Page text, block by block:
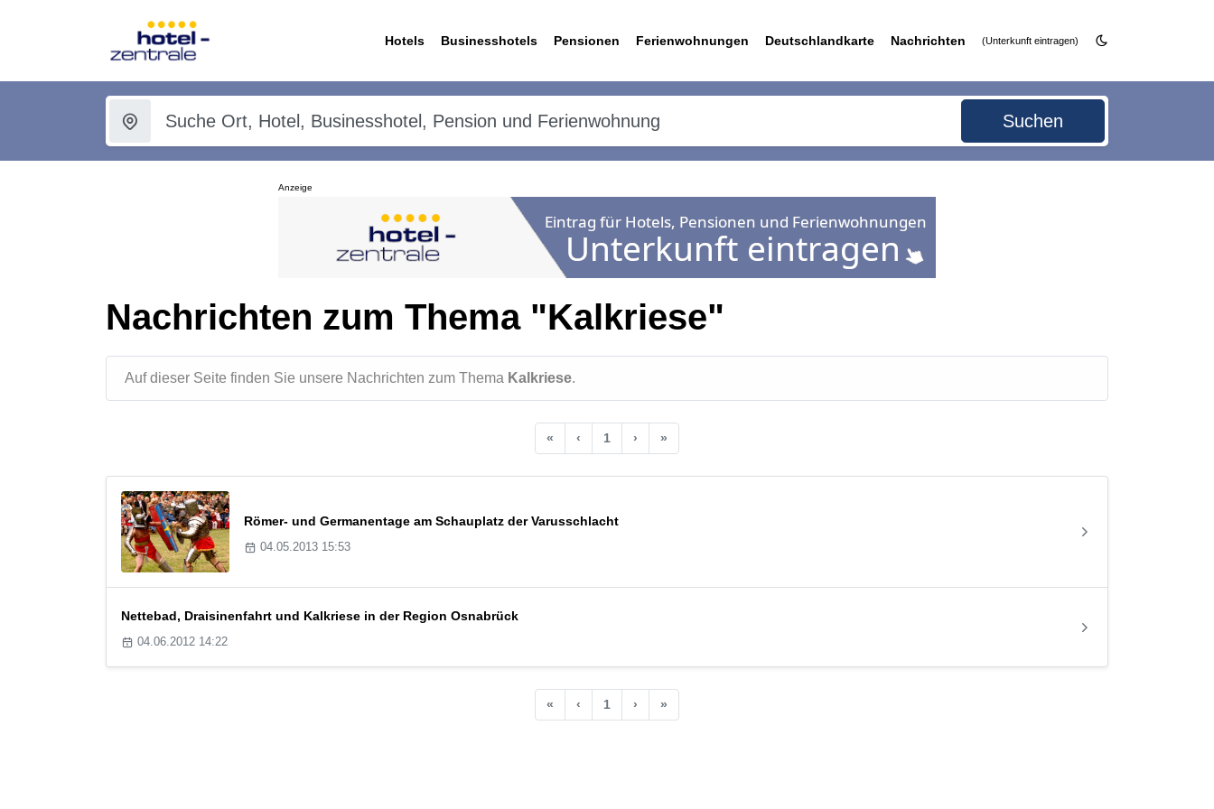
Hotels Businesshotels Pensionen Ferienwohnungen Deutschlandkarte Nachrichten (Unterkunft eintragen)
Suchen
Anzeige
Nachrichten zum Thema "Kalkriese"
Auf dieser Seite finden Sie unsere Nachrichten zum Thema Kalkriese.
« ‹ 1 › »
Römer- und Germanentage am Schauplatz der Varusschlacht
04.05.2013 15:53
Nettebad, Draisinenfahrt und Kalkriese in der Region Osnabrück
04.06.2012 14:22
« ‹ 1 › »